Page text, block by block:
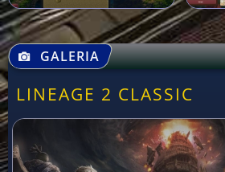
GALERIA
LINEAGE 2 CLASSIC